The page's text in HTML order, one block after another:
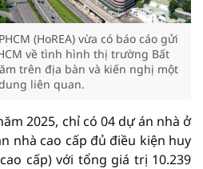
(HoREA) vừa có báo cáo gửi
về tình hình thị trường Bất
trên địa bàn và kiến nghị một
liên quan.
2025, chỉ có 04 dự án nhà ở
nhà cao cấp đủ điều kiện huy
cấp) với tổng giá trị 10.239